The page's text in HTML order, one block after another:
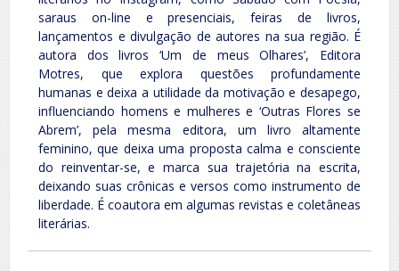
saraus on-line e presenciais, feiras de livros,
lançamentos e divulgação de autores na sua região. É
autora dos livros ‘Um de meus Olhares’, Editora
Motres, que explora questões profundamente
humanas e deixa a utilidade da motivação e desapego,
influenciando homens e mulheres e ‘Outras Flores se
Abrem’, pela mesma editora, um livro altamente
feminino, que deixa uma proposta calma e consciente
do reinventar-se, e marca sua trajetória na escrita,
deixando suas crônicas e versos como instrumento de
liberdade. É coautora em algumas revistas e coletâneas
literárias.